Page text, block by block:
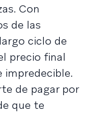
Con
de las
ciclo de
precio final
de pagar por
que te